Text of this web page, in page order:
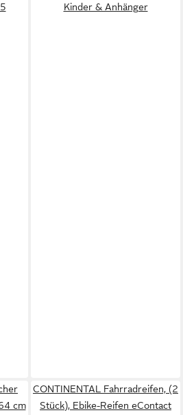
Kinder & Anhänger
cm
CONTINENTAL Fahrradreifen, (2
Stück), Ebike-Reifen eContact